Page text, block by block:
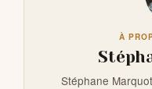
À
Stéphane